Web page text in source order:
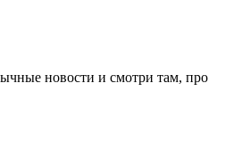
новости и смотри там, про